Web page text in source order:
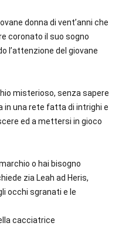
donna di vent’anni che
coronato il suo sogno
l’attenzione del giovane
misterioso, senza sapere
in una rete fatta di intrighi e
ed a mettersi in gioco
o hai bisogno
zia Leah ad Heris,
occhi sgranati e le
cacciatrice